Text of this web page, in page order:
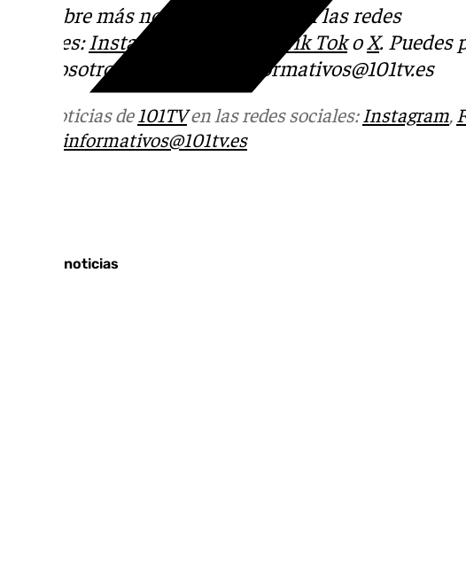
Descubre más noticias de 101Tv en las redes
sociales:Instagram Tik TokoX. Puedes
con nosotros en el correo
informativos@101tv.es
Más noticias de101TVen las redes sociales:Instagram,
informativos@101tv.es
Últimas noticias